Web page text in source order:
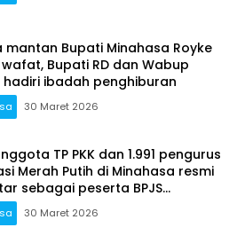
mantan Bupati Minahasa Royke
Bupati RD dan Wabup
ibadah penghiburan
30 Maret 2026
TP PKK dan 1.991 pengurus
Merah Putih di Minahasa resmi
sebagai peserta BPJS
30 Maret 2026